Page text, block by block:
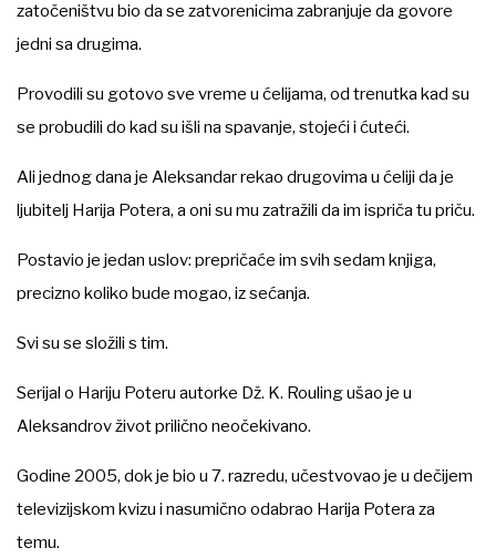
zatočeništvu bio da se zatvorenicima zabranjuje da govore
jedni sa drugima.
Provodili su gotovo sve vreme u ćelijama, od trenutka kad su
se probudili do kad su išli na spavanje, stojeći i ćuteći.
Ali jednog dana je Aleksandar rekao drugovima u ćeliji da je
ljubitelj Harija Potera, a oni su mu zatražili da im ispriča tu priču.
Postavio je jedan uslov: prepričaće im svih sedam knjiga,
precizno koliko bude mogao, iz sećanja.
Svi su se složili s tim.
Serijal o Hariju Poteru autorke Dž. K. Rouling ušao je u
Aleksandrov život prilično neočekivano.
Godine 2005, dok je bio u 7. razredu, učestvovao je u dečijem
televizijskom kvizu i nasumično odabrao Harija Potera za
temu.